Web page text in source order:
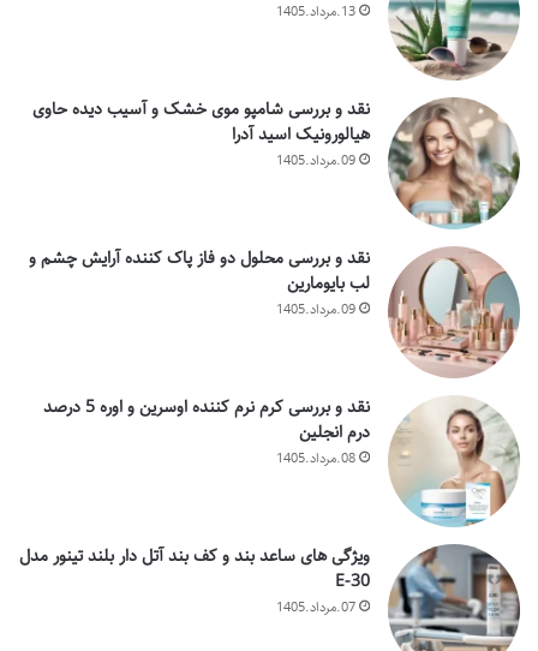
13.مرداد.1405
نقد و بررسی شامپو موی خشک و آسیب دیده حاوی
هیالورونیک اسید آدرا
09.مرداد.1405
نقد و بررسی محلول دو فاز پاک کننده آرایش چشم و
لب بایومارین
09.مرداد.1405
نقد و بررسی کرم نرم کننده اوسرین و اوره 5 درصد
درم انجلین
08.مرداد.1405
ویژگی های ساعد بند و کف بند آتل دار بلند تینور مدل
E-30
07.مرداد.1405